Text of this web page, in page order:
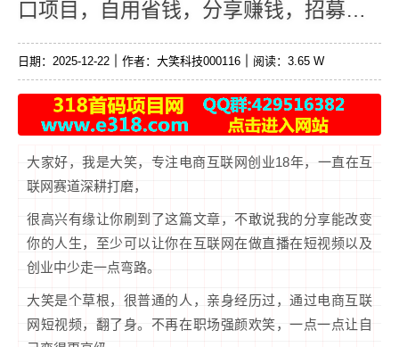
口项目，自用省钱，分享赚钱，招募合
伙人
日期：2025-12-22 作者：大笑科技000116 阅读：3.65 W
大家好，我是大笑，专注电商互联网创业18年，一直在互
联网赛道深耕打磨，
很高兴有缘让你刷到了这篇文章，不敢说我的分享能改变
你的人生，至少可以让你在互联网在做直播在短视频以及
创业中少走一点弯路。
大笑是个草根，很普通的人，亲身经历过，通过电商互联
网短视频，翻了身。不再在职场强颜欢笑，一点一点让自